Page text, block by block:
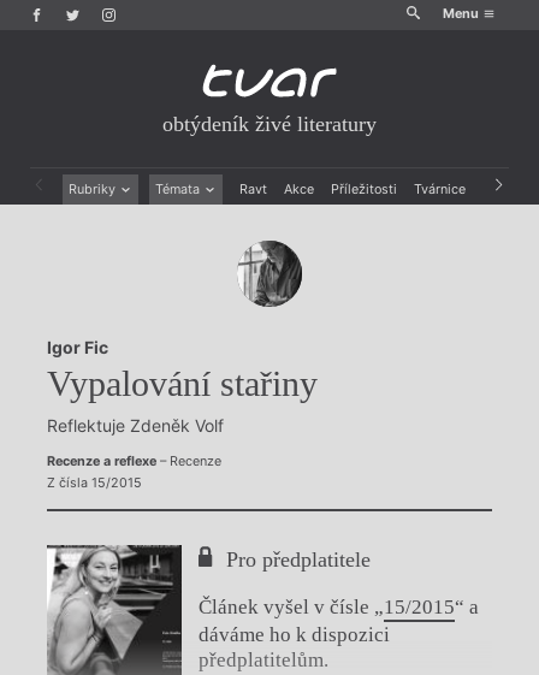
Menu
obtýdeník živé literatury
Rubriky Témata Ravt Akce Příležitosti Tvárnice Archiv
Rozhovory
Dokument
Výroční ceny
Igor Fic
Vypalování stařiny
Reflektuje Zdeněk Volf
Recenze a reflexe– Recenze
Z čísla 15/2015
Pro předplatitele
Článek vyšel v čísle „15/2015“ a
dáváme ho k dispozici
předplatitelům.